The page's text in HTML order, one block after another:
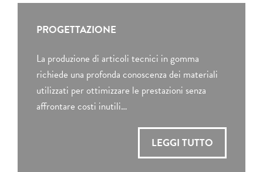
PROGETTAZIONE
La produzione di articoli tecnici in gomma
richiede una profonda conoscenza dei materiali
utilizzati per ottimizzare le prestazioni senza
affrontare costi inutili…
LEGGI TUTTO